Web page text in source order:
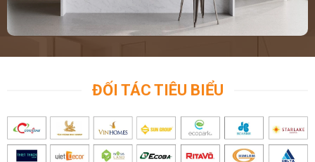
ĐỐI TÁC TIÊU BIỂU